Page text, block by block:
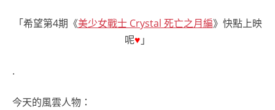
「希望第4期《美少女戰士 Crystal 死亡之月編》快點上映
呢♥ 」
.
今天的風雲人物：